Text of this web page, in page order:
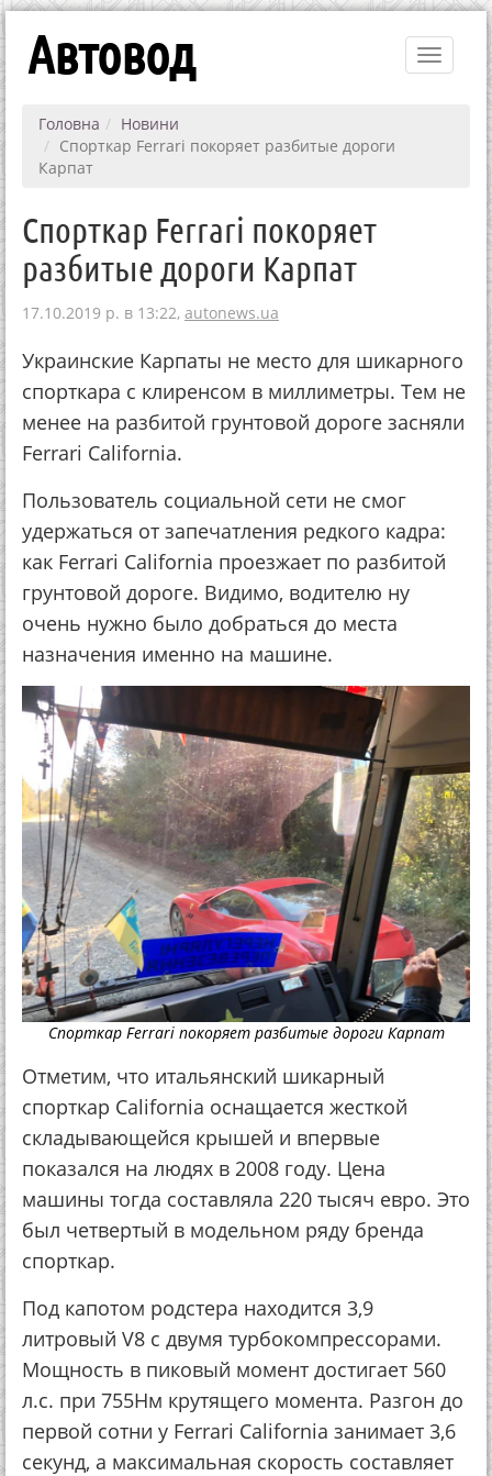
Toggle
Автовод
Головна
Новини
Спорткар Ferrari покоряет разбитые дороги
Карпат
Спорткар Ferrari покоряет
разбитые дороги Карпат
17.10.2019 р. в 13:22, autonews.ua
Украинские Карпаты не место для шикарного
спорткара с клиренсом в миллиметры. Тем не
менее на разбитой грунтовой дороге засняли
Ferrari California.
Пользователь социальной сети не смог
удержаться от запечатления редкого кадра:
как Ferrari California проезжает по разбитой
грунтовой дороге. Видимо, водителю ну
очень нужно было добраться до места
назначения именно на машине.
Спорткар Ferrari покоряет разбитые дороги Карпат
Отметим, что итальянский шикарный
спорткар California оснащается жесткой
складывающейся крышей и впервые
показался на людях в 2008 году. Цена
машины тогда составляла 220 тысяч евро. Это
был четвертый в модельном ряду бренда
спорткар.
Под капотом родстера находится 3,9
литровый V8 с двумя турбокомпрессорами.
Мощность в пиковый момент достигает 560
л.с. при 755Нм крутящего момента. Разгон до
первой сотни у Ferrari California занимает 3,6
секунд, а максимальная скорость составляет